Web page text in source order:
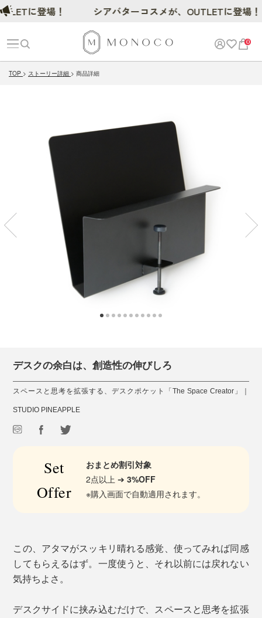
0
TOP ストーリー詳細 商品詳細
デスクの余白は、創造性の伸びしろ
スペースと思考を拡張する、デスクポケット「The Space Creator」｜
STUDIO PINEAPPLE
Set
Offer
おまとめ割引対象
2点以上 ➔3%OFF
※購入画面で自動適用されます。
この、アタマがスッキリ晴れる感覚、使ってみれば同感
してもらえるはず。一度使うと、それ以前には戻れない
気持ちよさ。
デスクサイドに挟み込むだけで、スペースと思考を拡張
に登場！ シアバターコスメが、OUTLETに登場！